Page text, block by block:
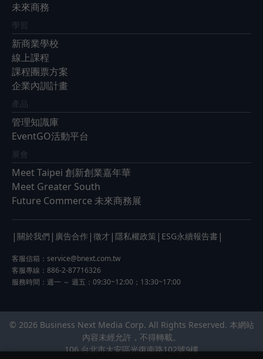
未來商務
學習
新商業學校
線上課程
課程團票方案
企業內訓計畫
產品
管理知識庫
EventGO活動平台
展會
Meet Taipei 創新創業嘉年華
Meet Greater South
Future Commerce 未來商務展
| 關於我們 | 廣告合作 | 徵才 | 隱私權政策 | ESG永續報告書 |
客服信箱： service@bnext.com.tw
客服專線：886-2-87716326
服務時間：週一 ～ 週五：09:30~12:00；13:30~17:00
© 2026 Business Next Media Corp. All Rights Reserved. 本網站
內容未經允許，不得轉載。
106 台北市大安區光復南路102號9樓